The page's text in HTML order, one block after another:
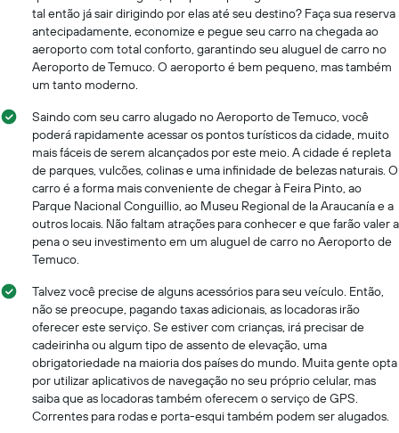
tal então já sair dirigindo por elas até seu destino? Faça sua reserva
antecipadamente, economize e pegue seu carro na chegada ao
aeroporto com total conforto, garantindo seu aluguel de carro no
Aeroporto de Temuco. O aeroporto é bem pequeno, mas também
um tanto moderno.
Saindo com seu carro alugado no Aeroporto de Temuco, você
poderá rapidamente acessar os pontos turísticos da cidade, muito
mais fáceis de serem alcançados por este meio. A cidade é repleta
de parques, vulcões, colinas e uma infinidade de belezas naturais. O
carro é a forma mais conveniente de chegar à Feira Pinto, ao
Parque Nacional Conguillio, ao Museu Regional de la Araucanía e a
outros locais. Não faltam atrações para conhecer e que farão valer a
pena o seu investimento em um aluguel de carro no Aeroporto de
Temuco.
Talvez você precise de alguns acessórios para seu veículo. Então,
não se preocupe, pagando taxas adicionais, as locadoras irão
oferecer este serviço. Se estiver com crianças, irá precisar de
cadeirinha ou algum tipo de assento de elevação, uma
obrigatoriedade na maioria dos países do mundo. Muita gente opta
por utilizar aplicativos de navegação no seu próprio celular, mas
saiba que as locadoras também oferecem o serviço de GPS.
Correntes para rodas e porta-esqui também podem ser alugados.